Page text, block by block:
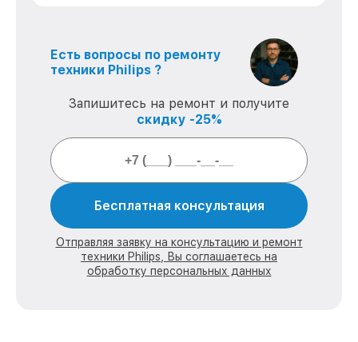
Есть вопросы по ремонту
техники Philips ?
Запишитесь на ремонт и получите
скидку -25%
Бесплатная консультация
Отправляя заявку на консультацию и ремонт
техники Philips, Вы соглашаетесь на
обработку персональных данных